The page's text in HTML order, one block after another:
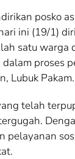
posko
ini (19/1)
satu warga
proses
Lubuk Pakam.
telah
pelayanan